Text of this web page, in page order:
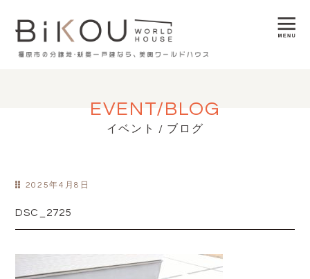
EVENT/BLOG
イベント / ブログ
2025年4月8日
DSC_2725